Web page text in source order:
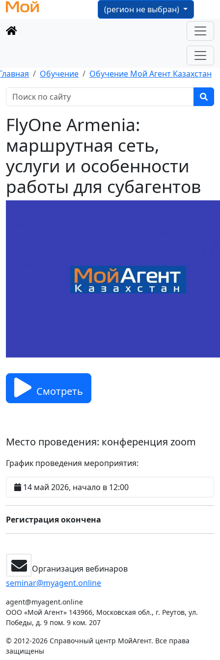
(регион не выбран)
Обучение Обучение Мой Агент Казахстан
FlyOne Armenia:
маршрутная сеть,
услуги и особенности
работы для субагентов
Смотреть
Место проведения: конференция zoom
График проведения мероприятия:
14 май 2026, начало в 12:00
Регистрация окончена
Организация вебинаров
seminar@myagent.online
agent@myagent.online
ООО «Мой Агент» 143966, Московская обл., г. Реутов, ул.
Победы, д. 9 пом. 9 ком. 207
© 2012-2026 Справочный центр МойАгент. Все права
защищены